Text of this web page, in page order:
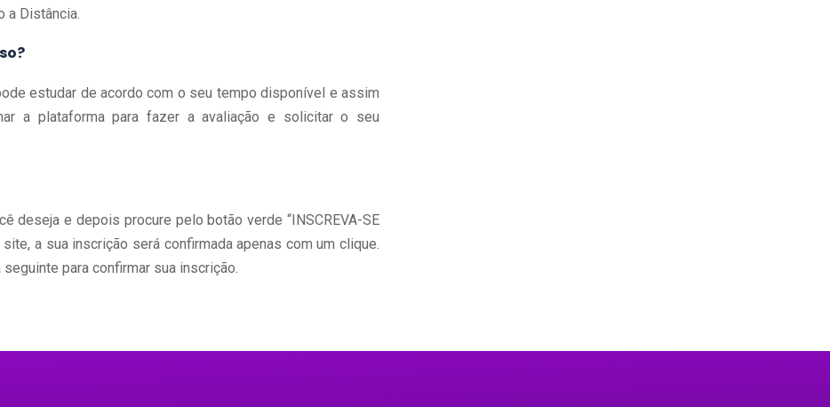
a Distância.
estudar de acordo com o seu tempo disponível e assim
a plataforma para fazer a avaliação e solicitar o seu
deseja e depois procure pelo botão verde “INSCREVA-SE
a sua inscrição será confirmada apenas com um clique.
para confirmar sua inscrição.